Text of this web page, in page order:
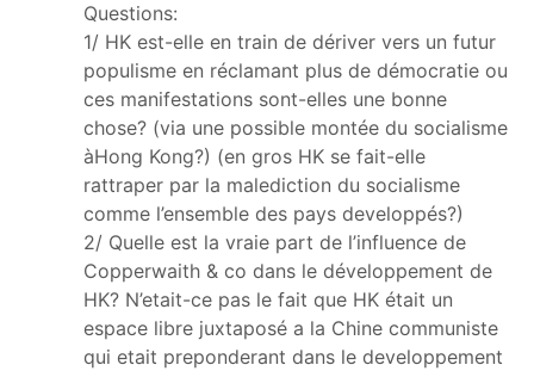
Questions:
1/ HK est-elle en train de dériver vers un futur
populisme en réclamant plus de démocratie ou
ces manifestations sont-elles une bonne
chose? (via une possible montée du socialisme
àHong Kong?) (en gros HK se fait-elle
rattraper par la malediction du socialisme
comme l’ensemble des pays developpés?)
2/ Quelle est la vraie part de l’influence de
Copperwaith & co dans le développement de
HK? N’etait-ce pas le fait que HK était un
espace libre juxtaposé a la Chine communiste
qui etait preponderant dans le developpement